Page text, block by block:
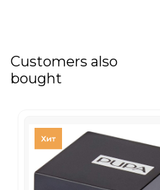
Customers also
bought